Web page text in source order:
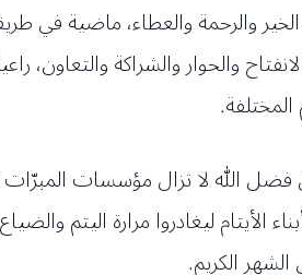
الخير والرحمة والعطاء، ماضية في
والشراكة والتعاون، راعية
الله لا تزال مؤسسات
ليغادروا مرارة اليتم
الكريم.